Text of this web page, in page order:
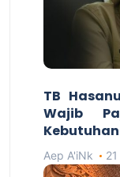
TB
Wajib
Aep A'iNk